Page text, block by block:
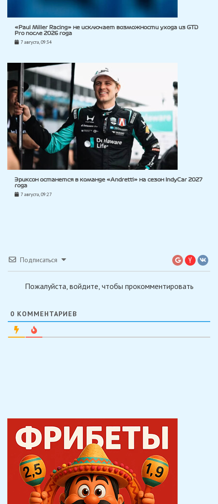
«Paul Miller Racing» не исключает возможности ухода из GTD
Pro после 2026 года
7 августа, 09:34
Эриксон останется в команде «Andretti» на сезон IndyCar 2027
года
7 августа, 09:27
Подписаться
Пожалуйста, войдите, чтобы прокомментировать
0 КОММЕНТАРИЕВ